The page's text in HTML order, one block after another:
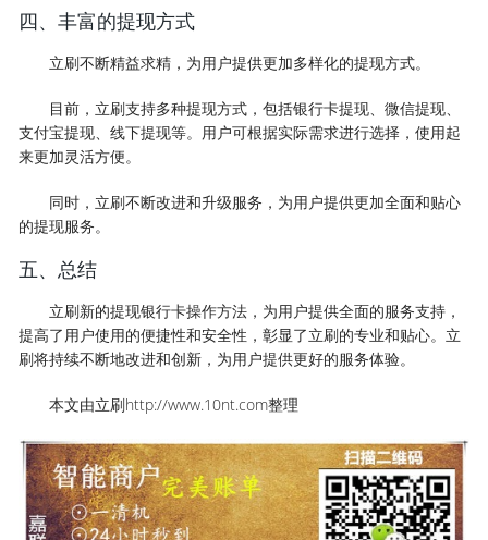
四、丰富的提现方式
立刷不断精益求精，为用户提供更加多样化的提现方式。
目前，立刷支持多种提现方式，包括银行卡提现、微信提现、
支付宝提现、线下提现等。用户可根据实际需求进行选择，使用起
来更加灵活方便。
同时，立刷不断改进和升级服务，为用户提供更加全面和贴心
的提现服务。
五、总结
立刷新的提现银行卡操作方法，为用户提供全面的服务支持，
提高了用户使用的便捷性和安全性，彰显了立刷的专业和贴心。立
刷将持续不断地改进和创新，为用户提供更好的服务体验。
本文由立刷http://www.10nt.com整理